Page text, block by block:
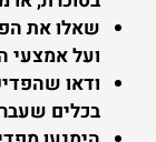
שאלו את
ועל אמצעי
ודאו
בכלים